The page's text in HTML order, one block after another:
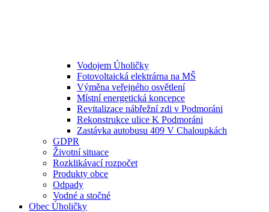
Vodojem Úholičky
Fotovoltaická elektrárna na MŠ
Výměna veřejného osvětlení
Místní energetická koncepce
Revitalizace nábřežní zdi v Podmoráni
Rekonstrukce ulice K Podmoráni
Zastávka autobusu 409 V Chaloupkách
GDPR
Životní situace
Rozklikávací rozpočet
Produkty obce
Odpady
Vodné a stočné
Obec Úholičky